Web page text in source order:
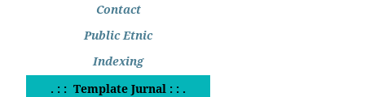
Contact
Public Etnic
Indexing
. : : Template Jurnal : : .